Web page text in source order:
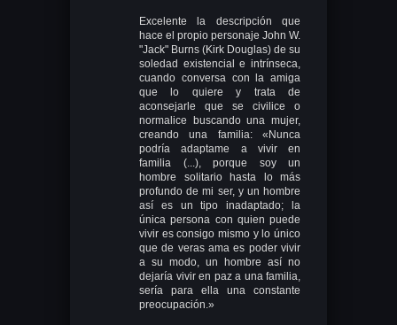
Excelente la descripción que
hace el propio personaje John W.
"Jack" Burns (Kirk Douglas) de su
soledad existencial e intrínseca,
cuando conversa con la amiga
que lo quiere y trata de
aconsejarle que se civilice o
normalice buscando una mujer,
creando una familia: «Nunca
podría adaptame a vivir en
familia (...), porque soy un
hombre solitario hasta lo más
profundo de mi ser, y un hombre
así es un tipo inadaptado; la
única persona con quien puede
vivir es consigo mismo y lo único
que de veras ama es poder vivir
a su modo, un hombre así no
dejaría vivir en paz a una familia,
sería para ella una constante
preocupación.»